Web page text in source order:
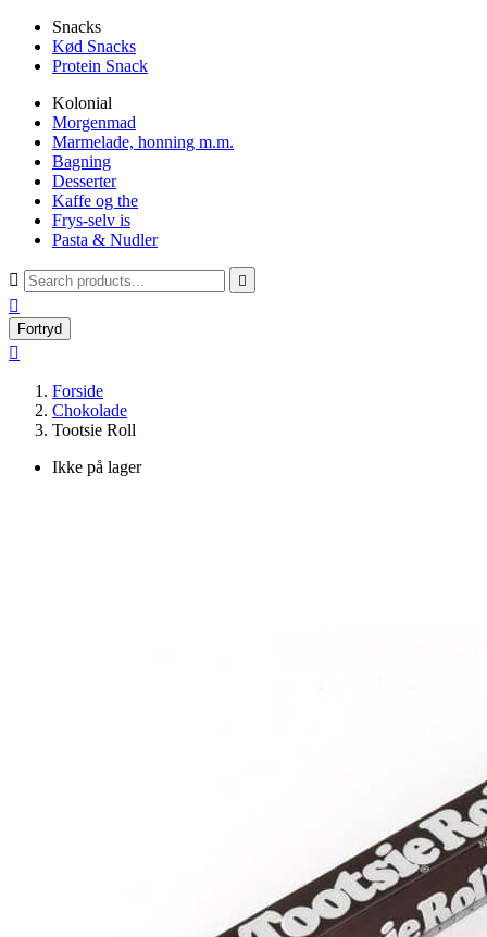
Snacks
Kød Snacks
Protein Snack
Kolonial
Morgenmad
Marmelade, honning m.m.
Bagning
Desserter
Kaffe og the
Frys-selv is
Pasta & Nudler
 

Fortryd

Forside
Chokolade
Tootsie Roll
Ikke på lager